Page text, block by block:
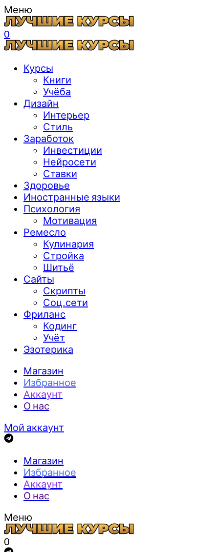
Меню
0
Курсы
Книги
Учёба
Дизайн
Интерьер
Стиль
Заработок
Инвестиции
Нейросети
Ставки
Здоровье
Иностранные языки
Психология
Мотивация
Ремесло
Кулинария
Стройка
Шитьё
Сайты
Скрипты
Соц.сети
Фриланс
Кодинг
Учёт
Эзотерика
Магазин
Избранное
Аккаунт
О нас
Мой аккаунт
Магазин
Избранное
Аккаунт
О нас
Меню
0